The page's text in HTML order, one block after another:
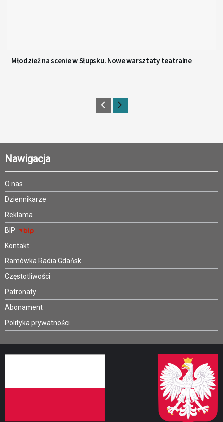
Młodzież na scenie w Słupsku. Nowe warsztaty teatralne
Nawigacja
O nas
Dziennikarze
Reklama
BIP
Kontakt
Ramówka Radia Gdańsk
Częstotliwości
Patronaty
Abonament
Polityka prywatności